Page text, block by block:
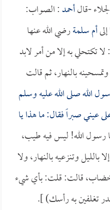
-قالأحمد: الصواب:
أم سلمةرضي الله عنها
تكتحلي به إلا من أمر لابد
بالنهار، ثم قالت
الله صلى الله عليه وسلم
عيني صبراً فقال: ما هذا يا
رسول الله! ليس فيه طيب،
بالليل وتنزعيه بالنهار، ولا
خضاب، قالت: قلت: بأي شيء
تغلفين به رأسك) ].